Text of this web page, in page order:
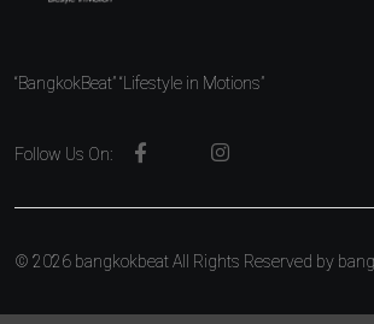
“BangkokBeat” “Lifestyle in Motions”
Follow Us On:
© 2026 bangkokbeat All Rights Reserved by